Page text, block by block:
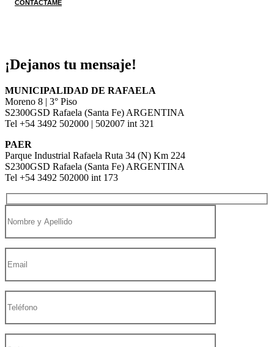
CONTACTAME
¡Dejanos tu mensaje!
MUNICIPALIDAD DE RAFAELA
Moreno 8 | 3° Piso
S2300GSD Rafaela (Santa Fe) ARGENTINA
Tel +54 3492 502000 | 502007 int 321
PAER
Parque Industrial Rafaela Ruta 34 (N) Km 224
S2300GSD Rafaela (Santa Fe) ARGENTINA
Tel +54 3492 502000 int 173